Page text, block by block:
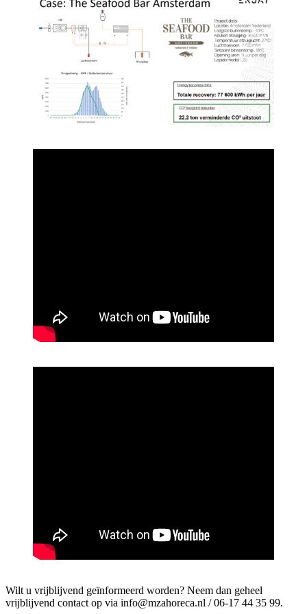
Wilt u vrijblijvend geïnformeerd worden? Neem dan geheel
vrijblijvend contact op via info@mzahoreca.nl / 06-17 44 35 99.